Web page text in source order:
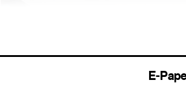
Serhad Karatekin, Präsident des
Kulturvereins beider Basel,E-